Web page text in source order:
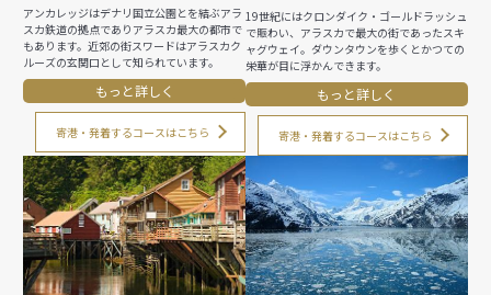
アンカレッジはデナリ国立公園とを結ぶアラ
スカ鉄道の拠点でありアラスカ最大の都市で
もあります。近郊の街スワードはアラスカク
ルーズの玄関口として知られています。
もっと詳しく
寄港・発着するコースはこちら
19世紀にはクロンダイク・ゴールドラッシュ
で賑わい、アラスカで最大の街であったスキ
ャグウェイ。ダウンタウンを歩くとかつての
栄華が目に浮かんできます。
もっと詳しく
寄港・発着するコースはこちら